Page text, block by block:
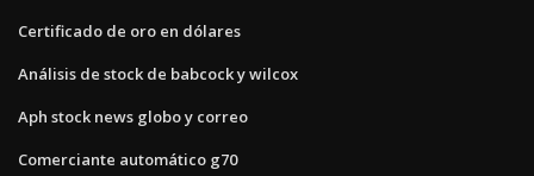
Certificado de oro en dólares
Análisis de stock de babcock y wilcox
Aph stock news globo y correo
Comerciante automático g70